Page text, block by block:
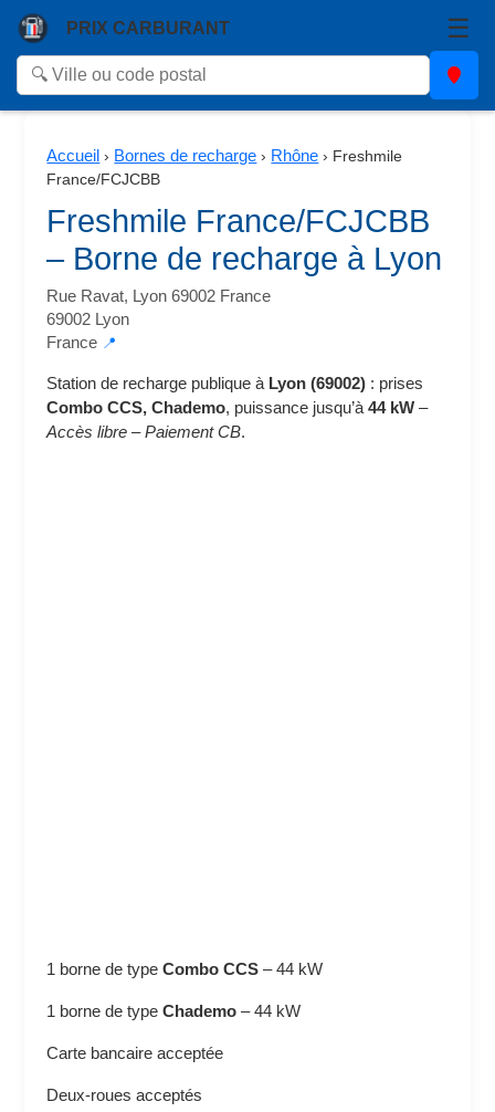
PRIX CARBURANT ☰
Accueil › Bornes de recharge › Rhône › Freshmile
France/FCJCBB
Freshmile France/FCJCBB
– Borne de recharge à Lyon
Rue Ravat, Lyon 69002 France
69002 Lyon
France 📍
Station de recharge publique à Lyon (69002) : prises
Combo CCS, Chademo, puissance jusqu’à44 kW –
Accès libre –Paiement CB.
1 borne de typeCombo CCS –44 kW
1 borne de typeChademo –44 kW
Carte bancaire acceptée
Deux-roues acceptés